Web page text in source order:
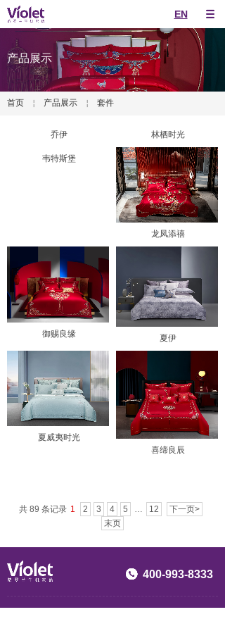
EN
产品展示
首页 ￤ 产品展示 ￤ 套件
乔伊 林栖时光
韦特斯堡
龙凤添禧
御赐良缘 夏伊
夏威夷时光
喜缔良辰
共 89 条记录 1 2 3 4 5 … 12
下一页>
末页
400-993-8333